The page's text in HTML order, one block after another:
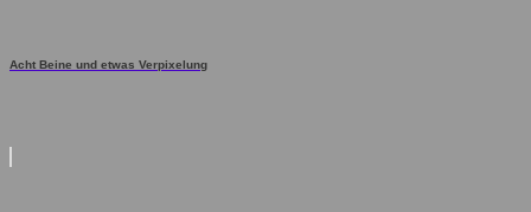
Acht Beine und etwas Verpixelung